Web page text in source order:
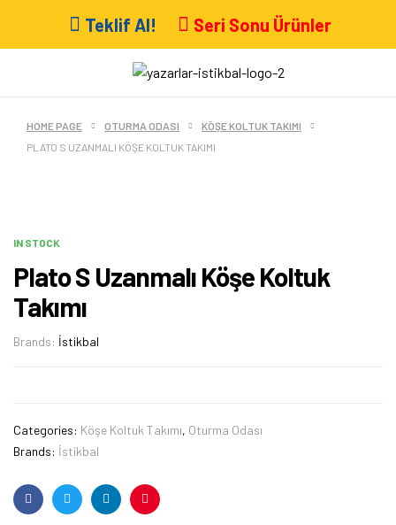
Teklif Al! Seri Sonu Ürünler
HOME PAGE OTURMA ODASI
KÖŞE KOLTUK TAKIMI
PLATO S UZANMALI KÖŞE KOLTUK TAKIMI
IN STOCK
Plato S Uzanmalı Köşe Koltuk
Takımı
Brands: İstikbal
Categories: Köşe Koltuk Takımı, Oturma Odası
Brands: İstikbal
FacebookTwitterLinkedinPinterest